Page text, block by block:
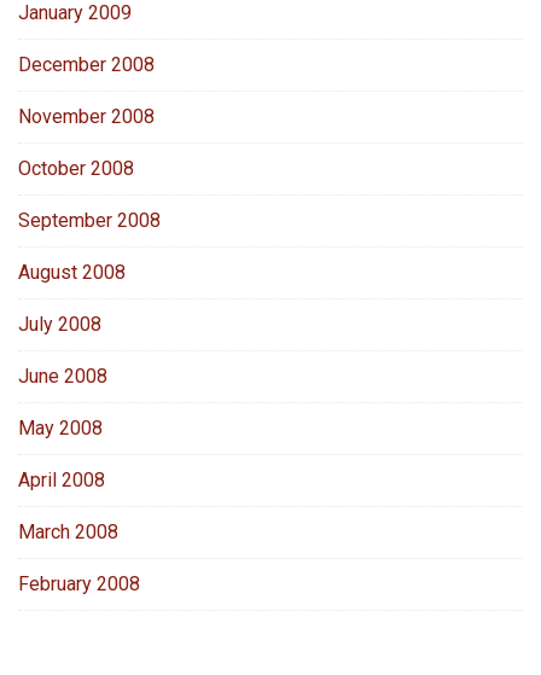
January 2009
December 2008
November 2008
October 2008
September 2008
August 2008
July 2008
June 2008
May 2008
April 2008
March 2008
February 2008